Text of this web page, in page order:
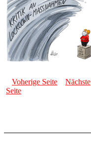
Voherige Seite
Nächste
Seite